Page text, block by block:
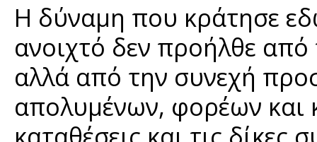
Η δύναμη που κράτησε
ανοιχτό δεν προήλθε
αλλά από την συνεχή
απολυμένων, φορέων και